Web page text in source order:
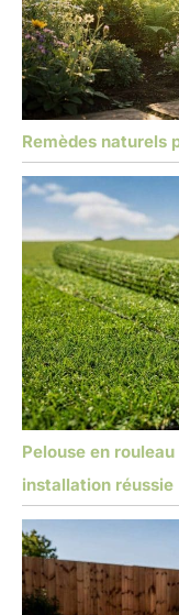
Remèdes naturels
Pelouse en
installation réussie